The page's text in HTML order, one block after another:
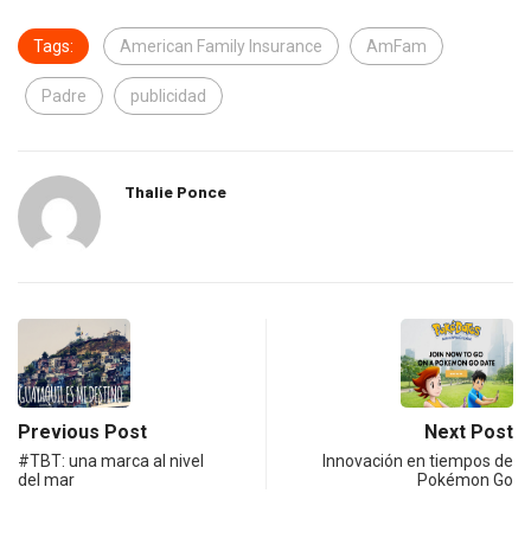
Tags: American Family Insurance AmFam
Padre publicidad
Thalie Ponce
Previous Post
#TBT: una marca al nivel
del mar
Next Post
Innovación en tiempos de
Pokémon Go